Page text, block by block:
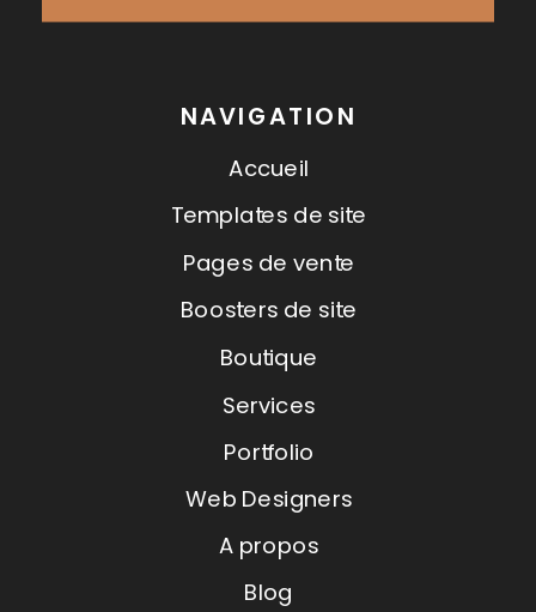
Accueil
NAVIGATION
Templates de site
Pages de vente
Boosters de site
Boutique
Services
Portfolio
Web Designers
Blog
A propos